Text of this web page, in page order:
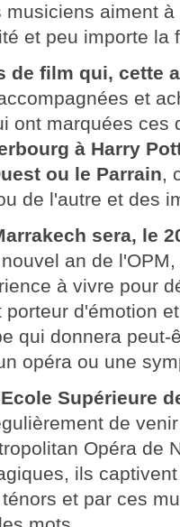
aiment
et peu importe la
de film qui, cette
et
ont marquées
à Harry
ou le Parrain,
de l'autre et des
sera, le
an de
à vivre pour
d'émotion
qui donnera peut-
opéra ou une
Supérieure
de
Opéra de
ils
et par ces